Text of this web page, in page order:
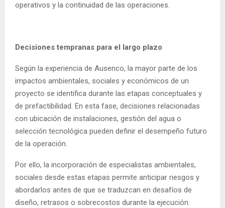
operativos y la continuidad de las operaciones.
Decisiones tempranas para el largo plazo
Según la experiencia de Ausenco, la mayor parte de los
impactos ambientales, sociales y económicos de un
proyecto se identifica durante las etapas conceptuales y
de prefactibilidad. En esta fase, decisiones relacionadas
con ubicación de instalaciones, gestión del agua o
selección tecnológica pueden definir el desempeño futuro
de la operación.
Por ello, la incorporación de especialistas ambientales,
sociales desde estas etapas permite anticipar riesgos y
abordarlos antes de que se traduzcan en desafíos de
diseño, retrasos o sobrecostos durante la ejecución.